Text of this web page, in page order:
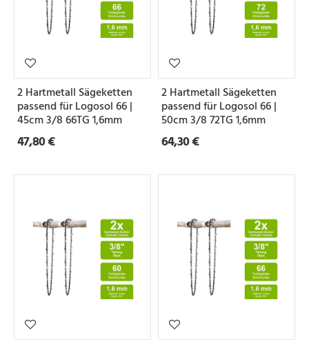
2 Hartmetall Sägeketten
passend für Logosol 66 |
45cm 3/8 66TG 1,6mm
47,80 €
2 Hartmetall Sägeketten
passend für Logosol 66 |
50cm 3/8 72TG 1,6mm
64,30 €